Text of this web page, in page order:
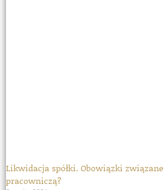
Likwidacja spółki. Obowiązki
pracowniczą?